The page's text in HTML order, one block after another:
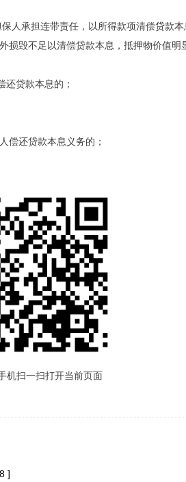
人承担连带责任，以所得款项清偿贷款本
损毁不足以清偿贷款本息，抵押物价值
还贷款本息的；
偿还贷款本息义务的；
机扫一扫打开当前页面
]